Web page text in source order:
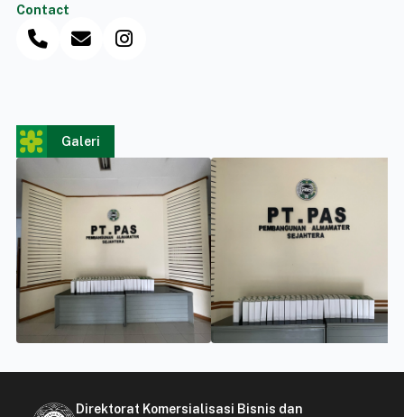
Contact
Galeri
Direktorat Komersialisasi Bisnis dan